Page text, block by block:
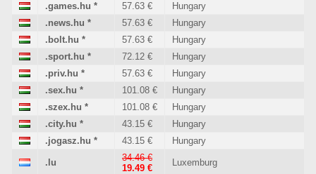
.games.hu * 57.63 €
Hungary
.news.hu * 57.63 €
Hungary
.bolt.hu * 57.63 €
Hungary
.sport.hu * 72.12 €
Hungary
.priv.hu * 57.63 €
Hungary
.sex.hu * 101.08 €
Hungary
.szex.hu * 101.08 €
Hungary
.city.hu * 43.15 €
Hungary
.jogasz.hu * 43.15 € Hungary
.lu
34.46 €
19.49 €
Luxemburg